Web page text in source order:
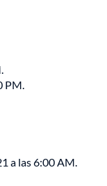
PM.
a las 6:00 AM.